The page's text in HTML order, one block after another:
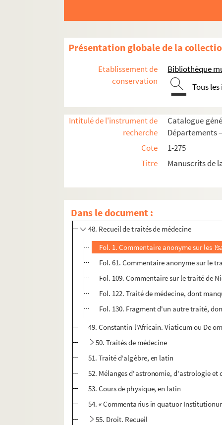
Présentation globale de la
Etablissement de
conservation
Bibliothèque
Tous
Intitulé de l'instrument de
recherche
Catalogue
Départements
Cote
1-275
Titre
Manuscrits de
Dans le document :
24. Jean de Salisbury. « Policraticus de
26. Barthélemi de Glanville. « Liber de
27-30. Jacques Desperiers, «
31-32. Poirier, ancien recteur de
33-39. « Elementa philosophiae, tradita a
40. Recueil de physique et d'astronomie
41-42. Albert le Grand. « Liber de
43. J. Brayer, ancien bibliothécaire de
46. J. Brayer, ancien bibliothécaire de
47. « Tractatus primus Breviarii filii
48. Recueil de traités de médecine
Fol. 1. Commentaire anonyme sur les
Fol. 61. Commentaire anonyme sur le
Fol. 109. Commentaire sur le traité de
Fol. 122. Traité de médecine, dont
Fol. 130. Fragment d'un autre traité,
49. Constantin l'Africain. Viaticum ou De
50. Traités de médecine
51. Traité d'algèbre, en latin
52. Mélanges d'astronomie, d'astrologie et
53. Cours de physique, en latin
54. « Commentarius in quatuor
55. Droit. Recueil